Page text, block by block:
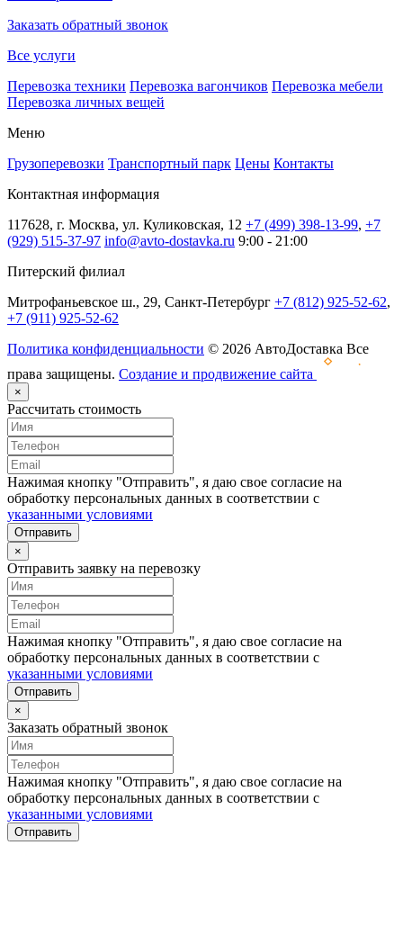
Заказать обратный звонок
Все услуги
Перевозка техники Перевозка вагончиков Перевозка мебели
Перевозка личных вещей
Меню
Грузоперевозки Транспортный парк Цены Контакты
Контактная информация
117628, г. Москва, ул. Куликовская, 12 +7 (499) 398-13-99, +7
(929) 515-37-97 info@avto-dostavka.ru 9:00 - 21:00
Питерский филиал
Митрофаньевское ш., 29, Санкт-Петербург +7 (812) 925-52-62,
+7 (911) 925-52-62
Политика конфиденциальности © 2026 АвтоДоставка Все
права защищены. Создание и продвижение сайта
×
Рассчитать стоимость
Нажимая кнопку "Отправить", я даю свое согласие на
обработку персональных данных в соответствии с
указанными условиями
Отправить
×
Отправить заявку на перевозку
Нажимая кнопку "Отправить", я даю свое согласие на
обработку персональных данных в соответствии с
указанными условиями
Отправить
×
Заказать обратный звонок
Нажимая кнопку "Отправить", я даю свое согласие на
обработку персональных данных в соответствии с
указанными условиями
Отправить